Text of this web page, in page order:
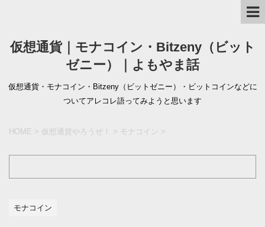
仮想通貨｜モナコイン・Bitzeny（ビット
ゼニー）｜よもやま話
仮想通貨・モナコイン・Bitzeny（ビットゼニー）・ビットコインなどに
ついてアレコレ語ってみようと思います
HOME > 仮想通貨やろうぜ！ > モナコイン >
モナコイン